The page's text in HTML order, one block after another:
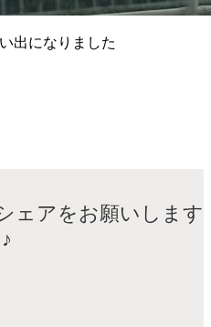
出になりました
ェアをお願いします
♪